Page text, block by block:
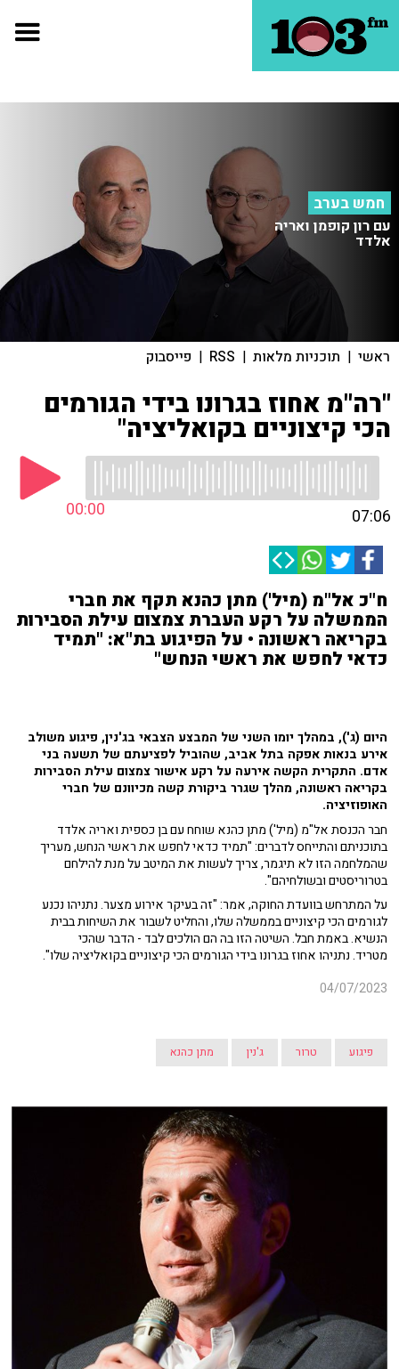
חמש בערב
עם רון קופמן ואריה
אלדד
ראשי | תוכניות מלאות |
RSS
| פייסבוק
"רה"מ אחוז בגרונו בידי הגורמים
הכי קיצוניים בקואליציה"
00:00 07:06
ח"כ אל"מ (מיל') מתן כהנא תקף את חברי
הממשלה על רקע העברת צמצום עילת הסבירות
בקריאה ראשונה • על הפיגוע בת"א: "תמיד
כדאי לחפש את ראשי הנחש"
היום (ג'), במהלך יומו השני של המבצע הצבאי בג'נין, פיגוע משולב
אירע בנאות אפקה בתל אביב, שהוביל לפציעתם של תשעה בני
אדם. התקרית הקשה אירעה על רקע אישור צמצום עילת הסבירות
בקריאה ראשונה, מהלך שגרר ביקורת קשה מכיוונם של חברי
האופוזיציה.
חבר הכנסת אל"מ (מיל') מתן כהנא שוחח עם בן כספית ואריה אלדד
בתוכניתם והתייחס לדברים: "תמיד כדאי לחפש את ראשי הנחש, מעריך
שהמלחמה הזו לא תיגמר, צריך לעשות את המיטב על מנת להילחם
בטרוריסטים ובשולחיהם".
על המתרחש בוועדת החוקה, אמר: "זה בעיקר אירוע מצער. נתניהו נכנע
לגורמים הכי קיצוניים בממשלה שלו, והחליט לשבור את השיחות בבית
הנשיא. באמת חבל. השיטה הזו בה הם הולכים לבד - הדבר שהכי
מטריד. נתניהו אחוז בגרונו בידי הגורמים הכי קיצוניים בקואליציה שלו".
04/07/2023
פיגוע טרור ג'נין מתן כהנא